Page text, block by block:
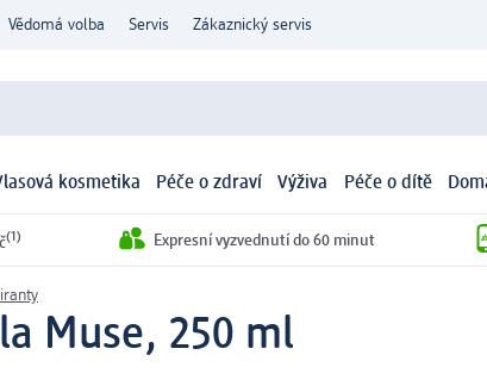
Vědomá volba Servis Zákaznický servis
kosmetika Péče o zdraví Výživa Péče o dítě
(1) Expresní vyzvednutí do 60 minut
Muse, 250 ml